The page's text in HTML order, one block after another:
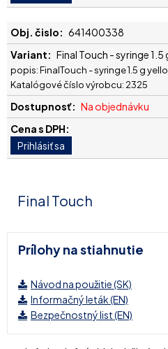
641400338
Final Touch - syringe 1.5
popis: FinalTouch - syringe 1.5 g
Katalógové číslo výrobcu: 2325
Na objednávku
Final Touch
Prílohy na stiahnutie
Návod na použitie (SK)
Informačný leták (EN)
Bezpečnostný list (EN)